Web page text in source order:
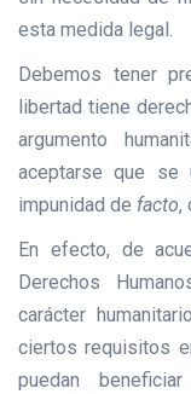
esta medida legal.
Debemos tener
libertad tiene
argumento
aceptarse que se
impunidad de facto,
En efecto, de
Derechos
carácter
ciertos requisitos
puedan